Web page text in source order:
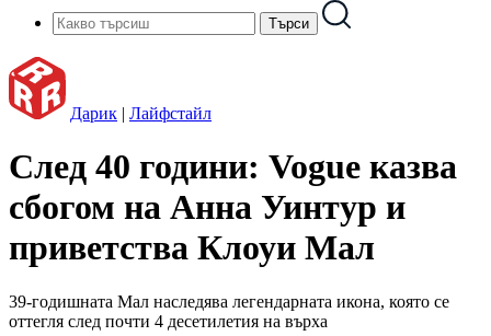
Дарик | Лайфстайл
След 40 години: Vogue казва
сбогом на Анна Уинтур и
приветства Клоуи Мал
39-годишната Мал наследява легендарната икона, която се
оттегля след почти 4 десетилетия на върха